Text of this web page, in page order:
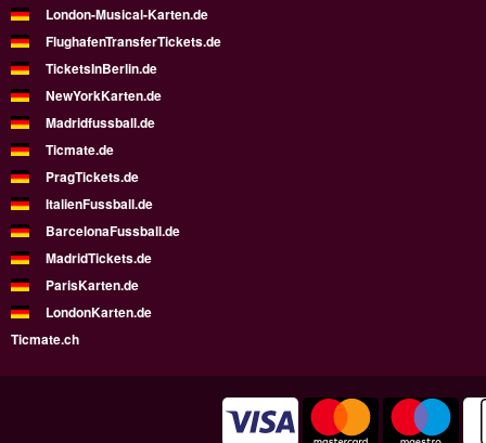
London-Musical-Karten.de
FlughafenTransferTickets.de
TicketsInBerlin.de
NewYorkKarten.de
Madridfussball.de
Ticmate.de
PragTickets.de
ItalienFussball.de
BarcelonaFussball.de
MadridTickets.de
ParisKarten.de
LondonKarten.de
Ticmate.ch